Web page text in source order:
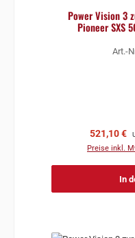
Power Vision 3
Pioneer SXS
Art.-
521,10 €
Preise inkl.
In